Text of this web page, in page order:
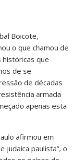
Boicote,
o que chamou de
históricas que
de se
de décadas
armada
apenas esta
afirmou em
judaica paulista”, o